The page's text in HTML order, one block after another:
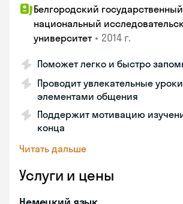
Белгородский государственный
национальный
университет • 2014 г.
Поможет легко и быстро
Проводит увлекательные
элементами общения
Поддержит мотивацию
конца
Читать дальше
Услуги и цены